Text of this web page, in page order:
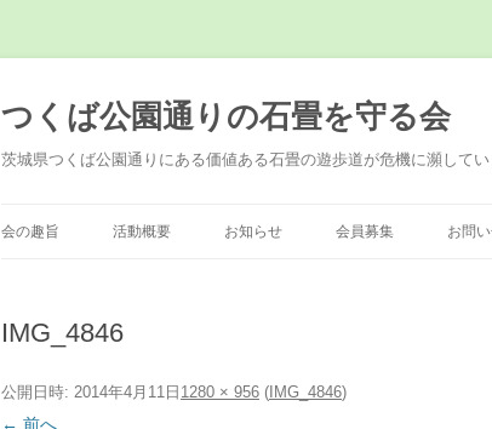
ン
ツ
へ
ス
つくば公園通りの石畳を守る会
茨城県つくば公園通りにある価値ある石畳の遊歩道が危機に瀕してい
会の趣旨 活動概要 お知らせ 会員募集 お問
IMG_4846
公開日時: 2014年4月11日 1280 × 956 ( IMG_4846)
← 前へ